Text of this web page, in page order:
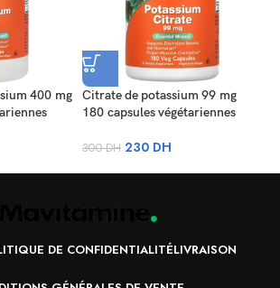
400 mg
Citrate de potassium 99 mg
180 capsules végétariennes
300DH 230 DH
DE CONFIDENTIALITÉLIVRAISON